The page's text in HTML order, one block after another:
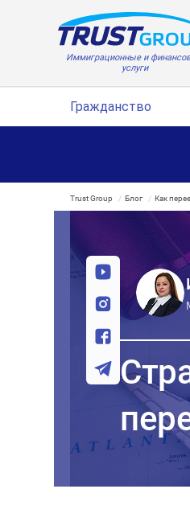
Иммиграционные и
услуги
Гражданство
Trust Group Блог Как